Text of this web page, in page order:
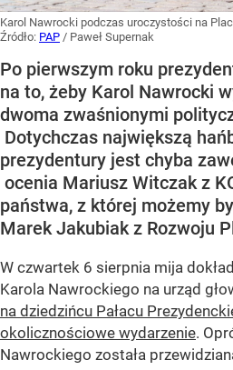
Karol Nawrocki podczas uroczystości na
Źródło: PAP / Paweł Supernak
Po pierwszym roku
na to, żeby Karol Nawrocki
dwoma zwaśnionymi
Dotychczas największą
prezydentury jest chyba
ocenia Mariusz Witczak z
państwa, z której możemy
Marek Jakubiak z Rozwoju
W czwartek 6 sierpnia mija
Karola Nawrockiego na urząd
na dziedzińcu Pałacu
okolicznościowe wydarzenie.
Nawrockiego została